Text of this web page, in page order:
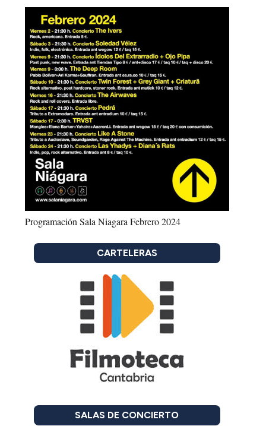
Programación Sala Niagara Febrero 2024
CARTELERAS
SALAS DE CONCIERTO